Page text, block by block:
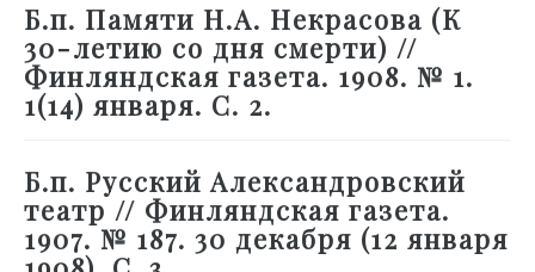
Б.п. Памяти Н.А. Некрасова (К
30-летию со дня смерти) //
Финляндская газета. 1908. № 1.
1(14) января. С. 2.
Б.п. Русский Александровский
театр // Финляндская газета.
1907. № 187. 30 декабря (12 января